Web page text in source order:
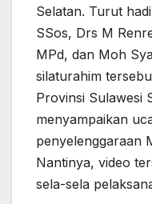
Selatan. Turut
SSos, Drs M
MPd, dan Moh
silaturahim
Provinsi Sulawesi
menyampaikan
penyelenggaraan
Nantinya, video
sela-sela